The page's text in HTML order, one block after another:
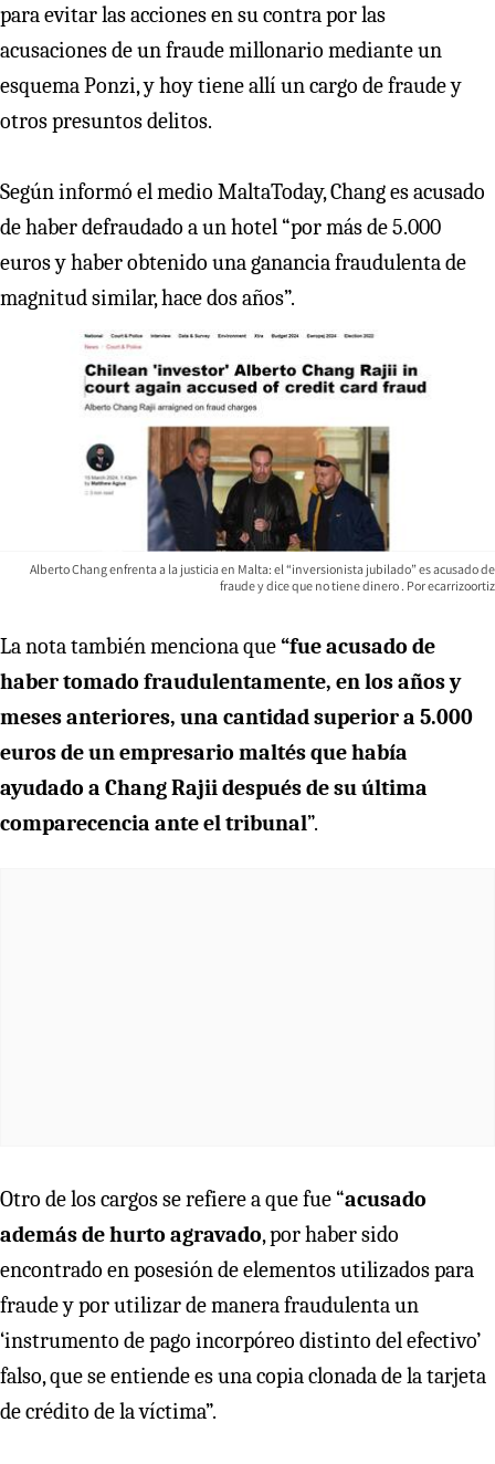
para evitar las acciones en su contra por las
acusaciones de un fraude millonario mediante un
esquema Ponzi, y hoy tiene allí un cargo de fraude y
otros presuntos delitos.
Según informó el medio MaltaToday, Chang es acusado
de haber defraudado a un hotel “por más de 5.000
euros y haber obtenido una ganancia fraudulenta de
magnitud similar, hace dos años”.
Alberto Chang enfrenta a la justicia en Malta: el “inversionista jubilado” es acusado de
fraude y dice que no tiene dinero
ecarrizoortiz
La nota también menciona que“fue acusado de
haber tomado fraudulentamente, en los años y
meses anteriores, una cantidad superior a 5.000
euros de un empresario maltés que había
ayudado a Chang Rajii después de su última
comparecencia ante el tribunal”.
Otro de los cargos se refiere a que fue “acusado
además de hurto agravado, por haber sido
encontrado en posesión de elementos utilizados para
fraude y por utilizar de manera fraudulenta un
‘instrumento de pago incorpóreo distinto del efectivo’
falso, que se entiende es una copia clonada de la tarjeta
de crédito de la víctima”.